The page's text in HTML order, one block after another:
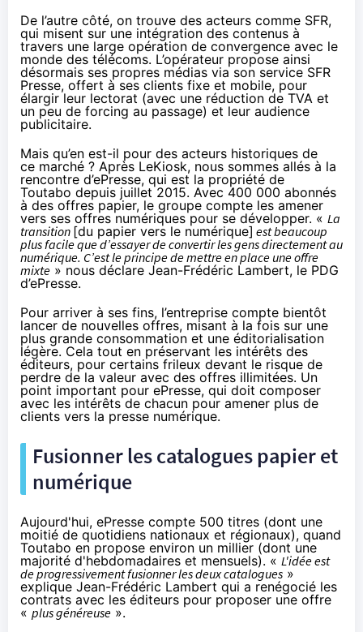
De l’autre côté, on trouve des acteurs comme SFR,
qui misent sur une intégration des contenus à
travers une large opération de convergence avec le
monde des télécoms. L’opérateur propose ainsi
désormais ses propres médias via son service SFR
Presse, offert à ses clients fixe et mobile, pour
élargir leur lectorat (avec une réduction de TVA et
un peu de forcing au passage) et leur audience
publicitaire.
Mais qu’en est-il pour des acteurs historiques de
ce marché ? Après LeKiosk, nous sommes allés à la
rencontre d’ePresse, qui est la propriété de
Toutabo depuis juillet 2015. Avec 400 000 abonnés
à des offres papier, le groupe compte les amener
vers ses offres numériques pour se développer. « La
transition [du papier vers le numérique] est beaucoup
plus facile que d’essayer de convertir les gens directement au
numérique. C’est le principe de mettre en place une offre
mixte » nous déclare Jean-Frédéric Lambert, le PDG
d’ePresse.
Pour arriver à ses fins, l’entreprise compte bientôt
lancer de nouvelles offres, misant à la fois sur une
plus grande consommation et une éditorialisation
légère. Cela tout en préservant les intérêts des
éditeurs, pour certains frileux devant le risque de
perdre de la valeur avec des offres illimitées. Un
point important pour ePresse, qui doit composer
avec les intérêts de chacun pour amener plus de
clients vers la presse numérique.
Fusionner les catalogues papier et
numérique
Aujourd'hui, ePresse compte 500 titres (dont une
moitié de quotidiens nationaux et régionaux), quand
Toutabo en propose environ un millier (dont une
majorité d'hebdomadaires et mensuels). « L'idée est
de progressivement fusionner les deux catalogues »
explique Jean-Frédéric Lambert qui a renégocié les
contrats avec les éditeurs pour proposer une offre
« plus généreuse ».